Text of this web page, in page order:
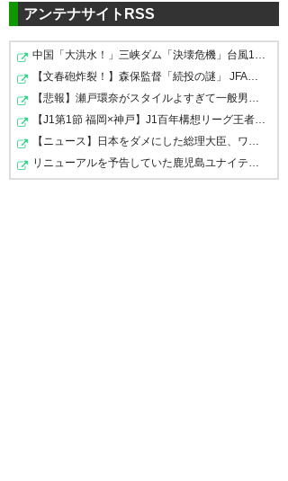
碧怪我かぁ。しかも結構かかる
のかぁ。(>_<)
? リアルすすむ (real_susumu)
2017, 3月 9
@kawasaki_fさんから
? くりま@JFL開幕 (climat) 2017,
3月 9
碧くんはいきなり怪我かぁ。 ま
アンテナサイトRSS